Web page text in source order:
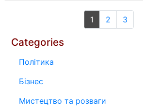
1 2 3
Categories
Політика
Бізнес
Мистецтво та розваги